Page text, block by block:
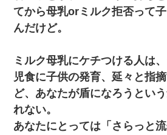
てから母乳orミルク拒否って
んだけど。
ミルク母乳にケチつける人は
児食に子供の発育、延々と指
ど、あなたが盾になろうとい
れない。
あなたにとっては「さらっと